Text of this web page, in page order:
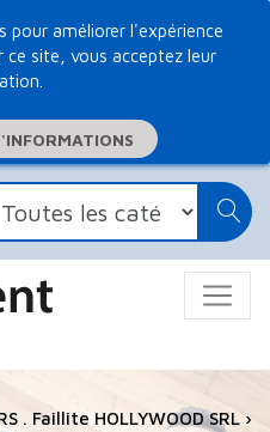
pour améliorer l'expérience
ce site, vous acceptez leur
. Faillite HOLLYWOOD SRL ›